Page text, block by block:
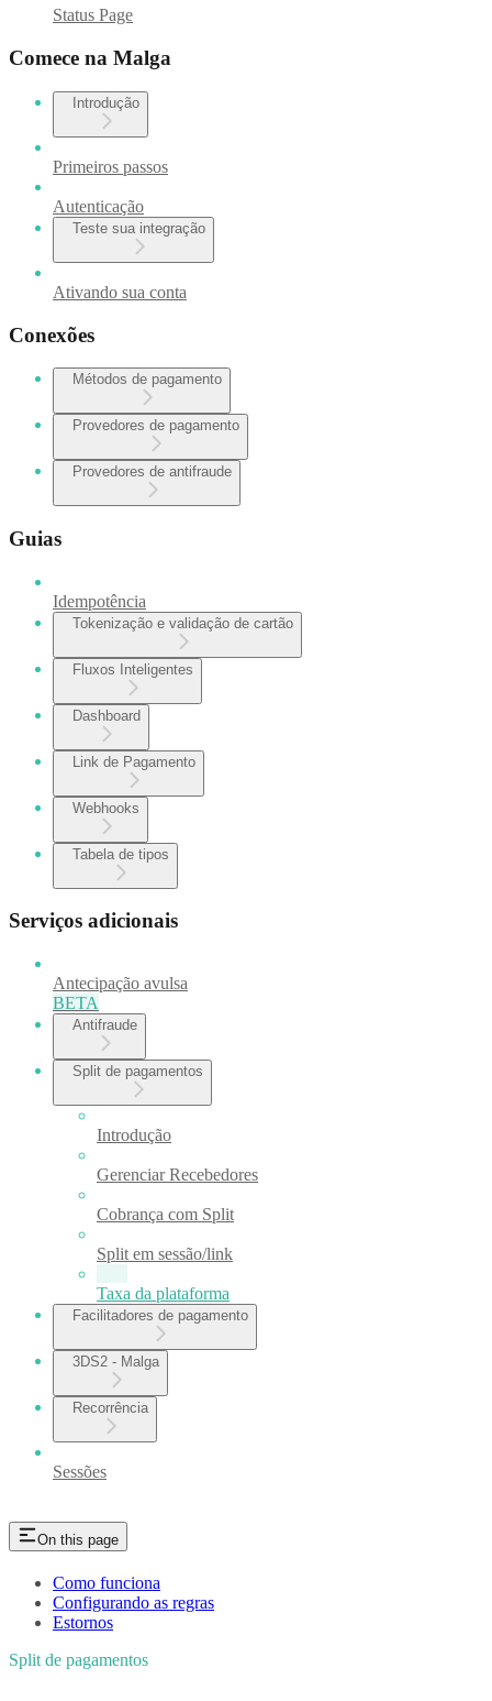
Status Page
Comece na Malga
Introdução
Primeiros passos
Autenticação
Teste sua integração
Ativando sua conta
Conexões
Métodos de pagamento
Provedores de pagamento
Provedores de antifraude
Guias
Idempotência
Tokenização e validação de cartão
Fluxos Inteligentes
Dashboard
Link de Pagamento
Webhooks
Tabela de tipos
Serviços adicionais
Antecipação avulsa
BETA
Antifraude
Split de pagamentos
Introdução
Gerenciar Recebedores
Cobrança com Split
Split em sessão/link
Taxa da plataforma
Facilitadores de pagamento
3DS2 - Malga
Recorrência
Sessões
On this page
Como funciona
Configurando as regras
Estornos
Split de pagamentos